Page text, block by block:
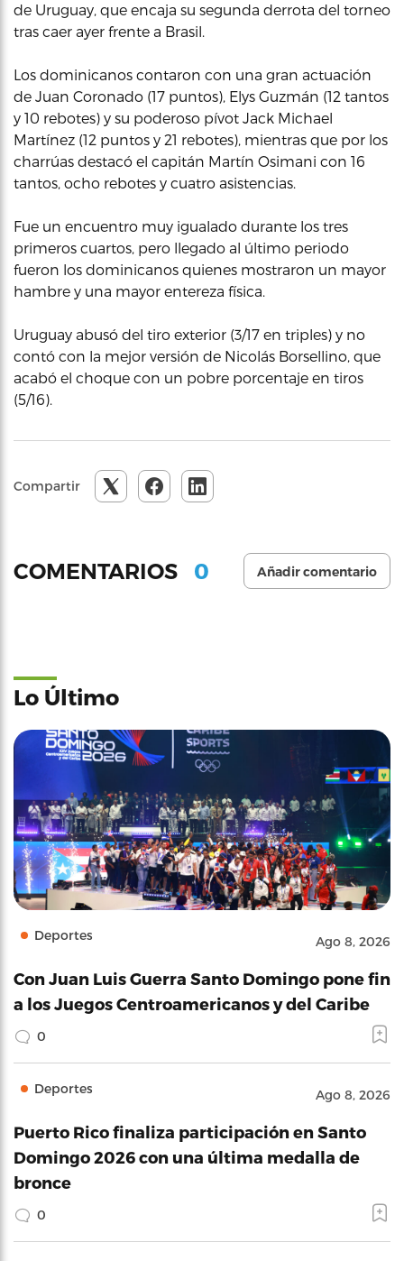
de Uruguay, que encaja su segunda derrota del torneo
tras caer ayer frente a Brasil.
Los dominicanos contaron con una gran actuación
de Juan Coronado (17 puntos), Elys Guzmán (12 tantos
y 10 rebotes) y su poderoso pívot Jack Michael
Martínez (12 puntos y 21 rebotes), mientras que por los
charrúas destacó el capitán Martín Osimani con 16
tantos, ocho rebotes y cuatro asistencias.
Fue un encuentro muy igualado durante los tres
primeros cuartos, pero llegado al último periodo
fueron los dominicanos quienes mostraron un mayor
hambre y una mayor entereza física.
Uruguay abusó del tiro exterior (3/17 en triples) y no
contó con la mejor versión de Nicolás Borsellino, que
acabó el choque con un pobre porcentaje en tiros
(5/16).
Compartir
COMENTARIOS 0 Añadir comentario
Lo Último
Deportes Ago 8, 2026
Con Juan Luis Guerra Santo Domingo pone fin
a los Juegos Centroamericanos y del Caribe
0
Deportes Ago 8, 2026
Puerto Rico finaliza participación en Santo
Domingo 2026 con una última medalla de
bronce
0